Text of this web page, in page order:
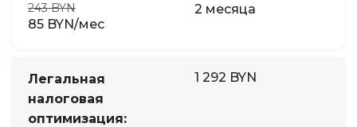
243 BYN
85 BYN/мес
2 месяца
Легальная
налоговая
оптимизация:
1 292 BYN